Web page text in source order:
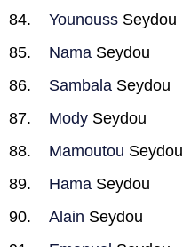
Younouss Seydou
Nama Seydou
Sambala Seydou
Mody Seydou
Mamoutou Seydou
Hama Seydou
Alain Seydou